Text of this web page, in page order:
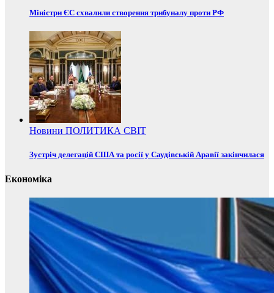
Міністри ЄС схвалили створення трибуналу проти РФ
Новини ПОЛИТИКА СВІТ
Зустріч делегацій США та росії у Саудівській Аравії закінчилася
Економіка